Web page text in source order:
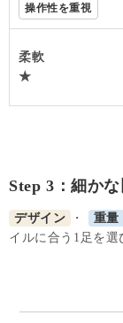
操作性を重視
柔軟
★
Step 3：細か
デザイン ・ 重量
イルに合う1足を選